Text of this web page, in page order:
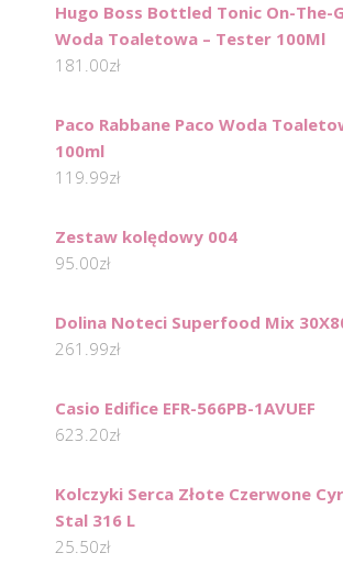
Hugo Boss Bottled Tonic On-The-
Woda Toaletowa – Tester 100Ml
181.00zł
Paco Rabbane Paco Woda
100ml
119.99zł
Zestaw kolędowy 004
95.00zł
Dolina Noteci Superfood Mix
261.99zł
Casio Edifice EFR-566PB-1AVUEF
623.20zł
Kolczyki Serca Złote Czerwone
Stal 316 L
25.50zł